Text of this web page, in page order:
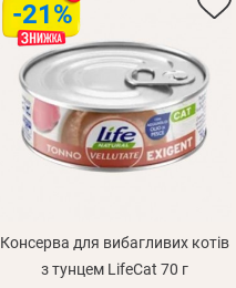
-21%
Консерва для вибагливих котів
з тунцем LifeCat 70 г